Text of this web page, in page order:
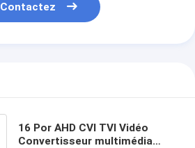
Contactez
16 Por AHD CVI TVI Vidéo
Convertisseur multimédia